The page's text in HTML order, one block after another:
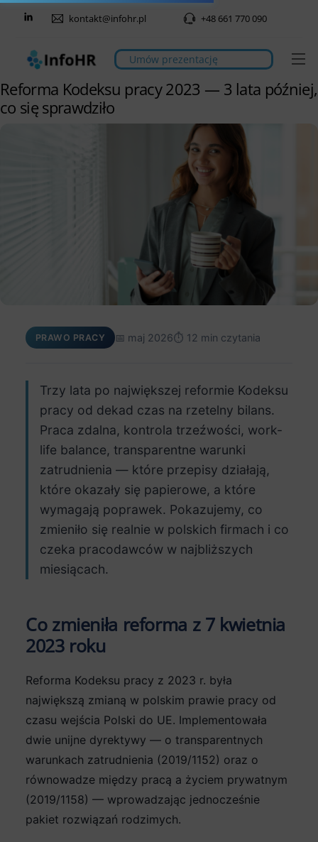
Skip
kontakt@infohr.pl +48 661 770 090
Umów prezentację
Reforma Kodeksu pracy 2023 — 3 lata później,
co się sprawdziło
PRAWO PRACY 📅 maj 2026⏱️ 12 min czytania
Trzy lata po największej reformie Kodeksu
pracy od dekad czas na rzetelny bilans.
Praca zdalna, kontrola trzeźwości, work-
life balance, transparentne warunki
zatrudnienia — które przepisy działają,
które okazały się papierowe, a które
wymagają poprawek. Pokazujemy, co
zmieniło się realnie w polskich firmach i co
czeka pracodawców w najbliższych
miesiącach.
Co zmieniła reforma z 7 kwietnia
2023 roku
Reforma Kodeksu pracy z 2023 r. była
największą zmianą w polskim prawie pracy od
czasu wejścia Polski do UE. Implementowała
dwie unijne dyrektywy — o transparentnych
warunkach zatrudnienia (2019/1152) oraz o
równowadze między pracą a życiem prywatnym
(2019/1158) — wprowadzając jednocześnie
pakiet rozwiązań rodzimych.